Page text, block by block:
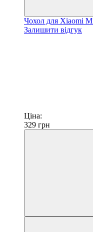
Чохол для Xiaomi
Залишити відгук
Ціна:
329 грн